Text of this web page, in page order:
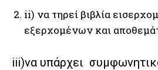
ii) να τηρεί βιβλία
εξερχομένων και
iii)να υπάρχει